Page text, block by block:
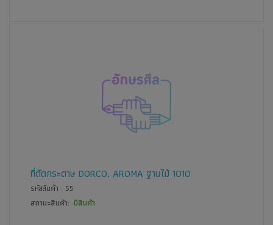
ที่ตัดกระดาษ DORCO, AROMA ฐานไม้ 1010
รหัสสินค้า : 55
สถานะสินค้า: มีสินค้า